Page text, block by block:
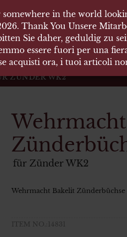
ZÜNDER WK2
für Zünder WK2
Wehrmacht Bakelit
ITEM NO.:14831
in the world
Thank You Unsere
Sie daher, geduldig zu
essere fuori per una
acquisti ora, i tuoi articoli
in the world
Thank You Unsere
Sie daher, geduldig zu
essere fuori per una
acquisti ora, i tuoi articoli